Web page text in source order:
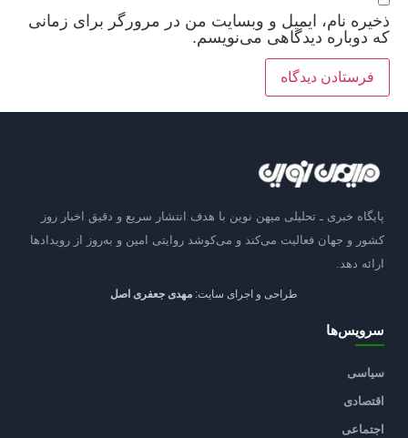
ذخیره نام، ایمیل و وبسایت من در مرورگر برای زمانی
که دوباره دیدگاهی می‌نویسم.
پایگاه خبری ـ تحلیلی میهن نوین با هدف انتشار سریع و دقیق اخبار روز
کشور و جهان فعالیت می‌کند و می‌کوشد روایتی امین و به‌روز از رویدادها
ارائه دهد.
طراحی و اجرای سایت: مهدی جعفری اصل
سرویس‌ها
سیاسی
اقتصادی
اجتماعی